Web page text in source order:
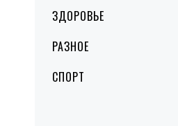
ЗДОРОВЬЕ
РАЗНОЕ
СПОРТ